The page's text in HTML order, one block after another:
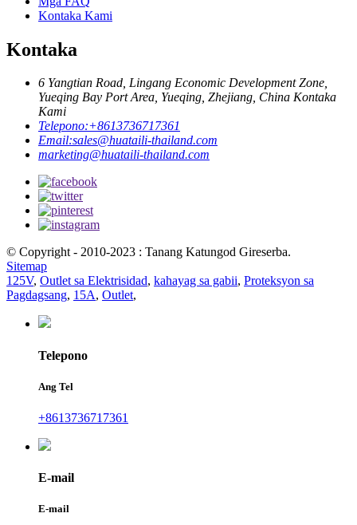
Kontaka Kami
Kontaka
6 Yangtian Road, Lingang Economic Development Zone,
Yueqing Bay Port Area, Yueqing, Zhejiang, China Kontaka
Kami
Telepono:+8613736717361
Email:sales@huataili-thailand.com
marketing@huataili-thailand.com
© Copyright - 2010-2023 : Tanang Katungod Gireserba.
Sitemap
125V, Outlet sa Elektrisidad, kahayag sa gabii, Proteksyon sa
Pagdagsang, 15A, Outlet,
Telepono
Ang Tel
+8613736717361
E-mail
E-mail